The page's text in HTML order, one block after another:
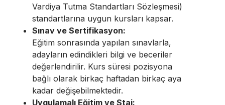
Vardiya Tutma Standartları Sözleşmesi)
standartlarına uygun kursları kapsar.
Sınav ve Sertifikasyon:
Eğitim sonrasında yapılan sınavlarla,
adayların edindikleri bilgi ve beceriler
değerlendirilir. Kurs süresi pozisyona
bağlı olarak birkaç haftadan birkaç aya
kadar değişebilmektedir.
Uygulamalı Eğitim ve Staj: